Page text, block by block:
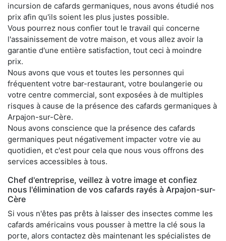
incursion de cafards germaniques, nous avons étudié nos
prix afin qu'ils soient les plus justes possible.
Vous pourrez nous confier tout le travail qui concerne
l'assainissement de votre maison, et vous allez avoir la
garantie d'une entière satisfaction, tout ceci à moindre
prix.
Nous avons que vous et toutes les personnes qui
fréquentent votre bar-restaurant, votre boulangerie ou
votre centre commercial, sont exposées à de multiples
risques à cause de la présence des cafards germaniques à
Arpajon-sur-Cère.
Nous avons conscience que la présence des cafards
germaniques peut négativement impacter votre vie au
quotidien, et c'est pour cela que nous vous offrons des
services accessibles à tous.
Chef d'entreprise, veillez à votre image et confiez
nous l'élimination de vos cafards rayés à Arpajon-sur-
Cère
Si vous n'êtes pas prêts à laisser des insectes comme les
cafards américains vous pousser à mettre la clé sous la
porte, alors contactez dès maintenant les spécialistes de